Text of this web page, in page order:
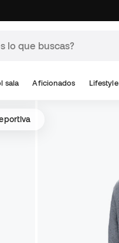
sala Aficionados Lifestyle